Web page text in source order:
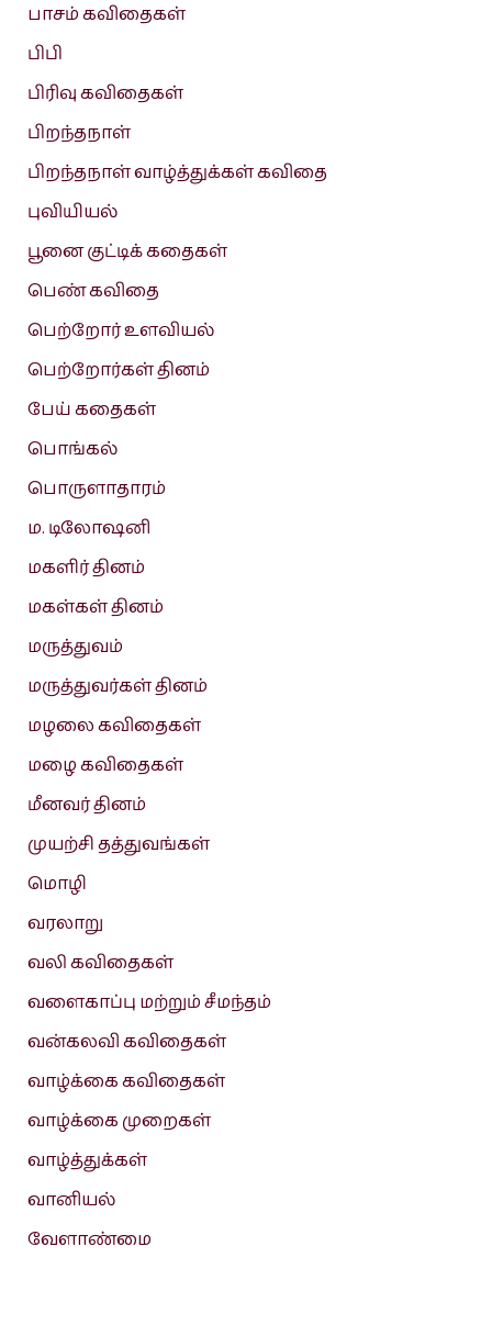
பாசம் கவிதைகள்
பிபி
பிரிவு கவிதைகள்
பிறந்தநாள்
பிறந்தநாள் வாழ்த்துக்கள் கவிதை
புவியியல்
பூனை குட்டிக் கதைகள்
பெண் கவிதை
பெற்றோர் உளவியல்
பெற்றோர்கள் தினம்
பேய் கதைகள்
பொங்கல்
பொருளாதாரம்
ம. டிலோஷனி
மகளிர் தினம்
மகள்கள் தினம்
மருத்துவம்
மருத்துவர்கள் தினம்
மழலை கவிதைகள்
மழை கவிதைகள்
மீனவர் தினம்
முயற்சி தத்துவங்கள்
மொழி
வரலாறு
வலி கவிதைகள்
வளைகாப்பு மற்றும் சீமந்தம்
வன்கலவி கவிதைகள்
வாழ்க்கை கவிதைகள்
வாழ்க்கை முறைகள்
வாழ்த்துக்கள்
வானியல்
வேளாண்மை